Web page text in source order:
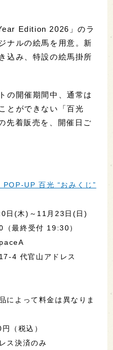
Edition 2026」のラ
ナルの絵馬を用意。新
込み、特設の絵馬掛所
の開催期間中、通常は
とができない「百光
先着販売を、開催日ご
UP 百光 “おみくじ”
日(木)～11月23日(日)
最終受付 19:30）
4 代官山アドレス
によって料金は異なりま
（税込）
ス決済のみ